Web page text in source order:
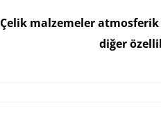
Çelik malzemeler
diğer